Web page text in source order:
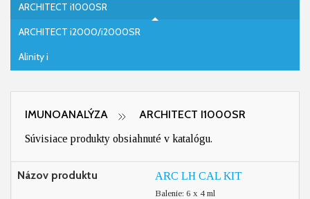
ARCHITECT i1000SR
ARCHITECT i2000/i2000SR
Alinity i
IMUNOANALÝZA ARCHITECT I1000SR
Súvisiace produkty obsiahnuté v katalógu.
Názov produktu ARC LH CAL KIT
Balenie: 6 x 4 ml